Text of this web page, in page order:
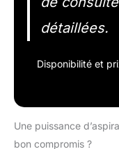
détaillées.
Disponibilité et
Une puissance
bon compromis ?